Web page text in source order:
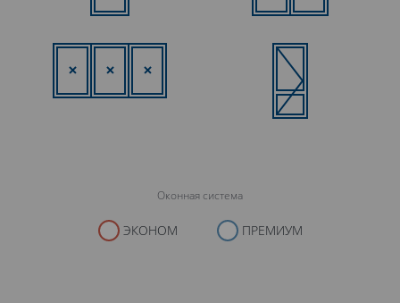
Оконная система
ЭКОНОМ ПРЕМИУМ